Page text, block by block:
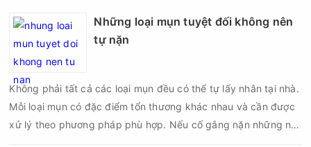
Những loại mụn tuyệt đối không nên
tự nặn
Không phải tất cả các loại mụn đều có thể tự lấy nhân tại nhà.
Mỗi loại mụn có đặc điểm tổn thương khác nhau và cần được
xử lý theo phương pháp phù hợp. Nếu cố gắng nặn những nốt